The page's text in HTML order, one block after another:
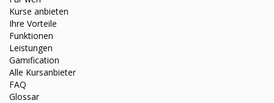
Kurse anbieten
Ihre Vorteile
Funktionen
Leistungen
Gamification
Alle Kursanbieter
FAQ
Glossar